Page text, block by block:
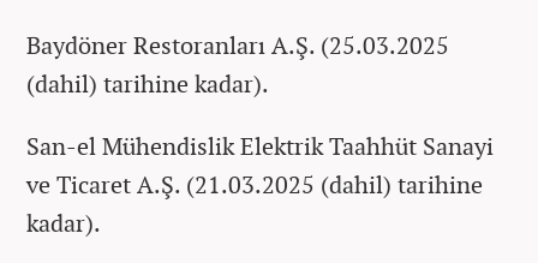
Baydöner Restoranları A.Ş. (25.03.2025
(dahil) tarihine kadar).
San-el Mühendislik Elektrik Taahhüt Sanayi
ve Ticaret A.Ş. (21.03.2025 (dahil) tarihine
kadar).